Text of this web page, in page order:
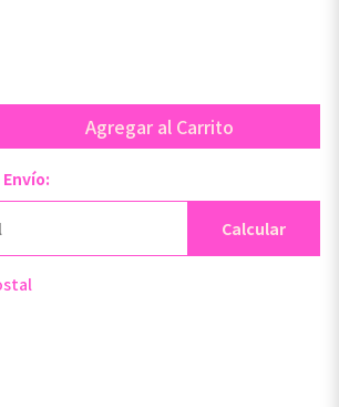
Agregar al Carrito
Calcular